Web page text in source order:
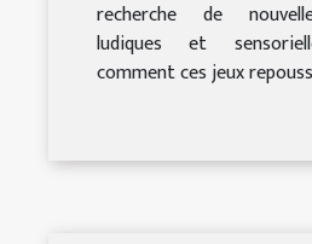
recherche de
ludiques et
comment ces jeux